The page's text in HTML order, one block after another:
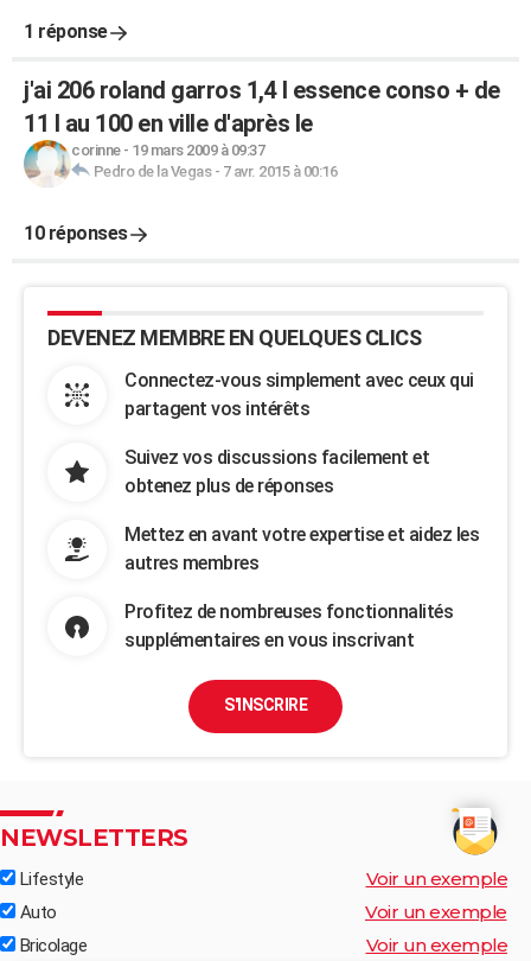
1 réponse
j'ai 206 roland garros 1,4 l essence conso + de
11 l au 100 en ville d'après le
corinne- 19 mars 2009 à 09:37
Pedro de la Vegas- 7 avr. 2015 à 00:16
10 réponses
DEVENEZ MEMBRE EN QUELQUES CLICS
Connectez-vous simplement avec ceux qui
partagent vos intérêts
Suivez vos discussions facilement et
obtenez plus de réponses
Mettez en avant votre expertise et aidez les
autres membres
Profitez de nombreuses fonctionnalités
supplémentaires en vous inscrivant
S'INSCRIRE
NEWSLETTERS
Lifestyle Voir un exemple
Auto Voir un exemple
Bricolage Voir un exemple